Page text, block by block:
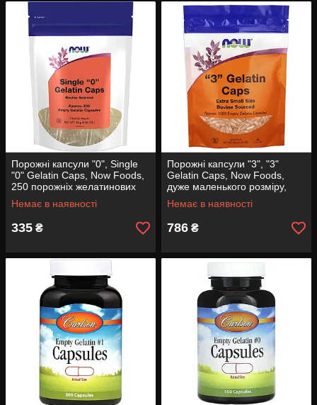
Порожні капсули "0", Single
"0" Gelatin Caps, Now Foods,
250 порожніх желатинових
капсул (24 г)
Немає в наявності
335 ₴
Порожні капсули "3", "3"
Gelatin Caps, Now Foods,
дуже маленького розміру,
1000 порожніх желатинових
капсул (48 г)
Немає в наявності
786 ₴